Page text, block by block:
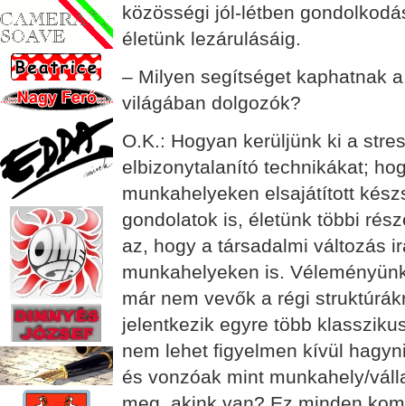
közösségi jól-létben
életünk lezárulásáig.
– Milyen segítséget kaphatnak
világában dolgozók?
O.K.: Hogyan kerüljünk ki a
elbizonytalanító technikákat;
munkahelyeken elsajátított
gondolatok is, életünk többi
az, hogy a társadalmi változás
munkahelyeken is.
már nem vevők a régi
jelentkezik egyre több
nem lehet figyelmen kívül
és vonzóak mint munkahely/